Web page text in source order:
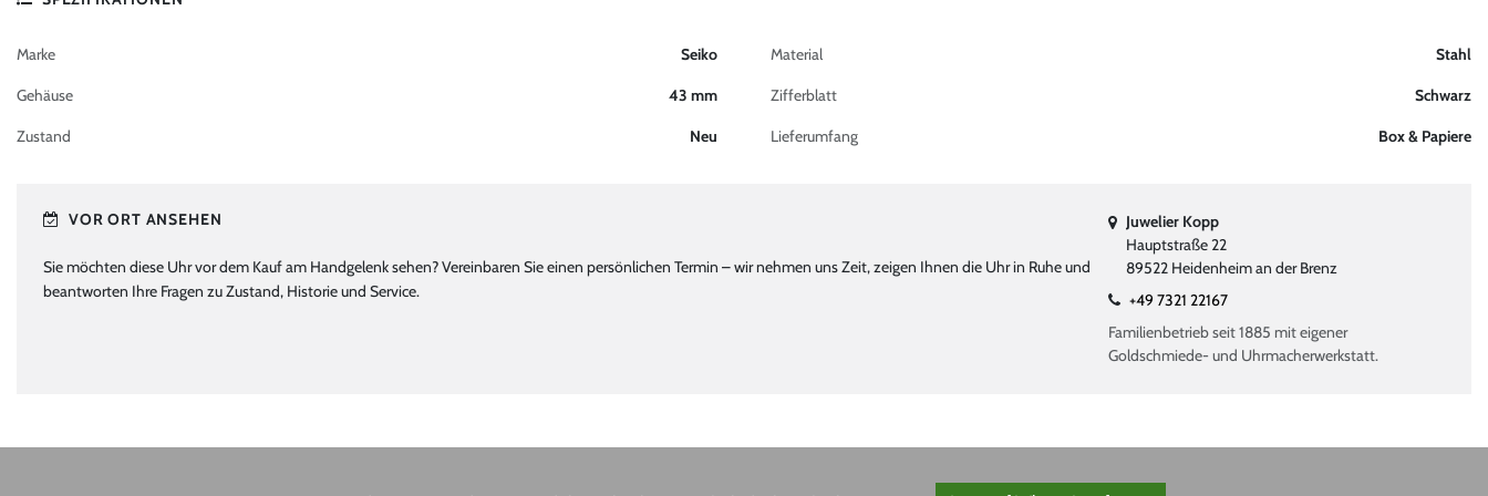
Marke Seiko Material Stahl
Gehäuse 43 mm Zifferblatt Schwarz
Zustand Neu Lieferumfang Box & Papiere
VOR ORT ANSEHEN
Sie möchten diese Uhr vor dem Kauf am Handgelenk sehen? Vereinbaren Sie einen persönlichen Termin – wir nehmen uns Zeit, zeigen Ihnen die Uhr in Ruhe und
beantworten Ihre Fragen zu Zustand, Historie und Service.
Juwelier Kopp
Hauptstraße 22
89522 Heidenheim an der Brenz
+49 7321 22167
Familienbetrieb seit 1885 mit eigener
Goldschmiede- und Uhrmacherwerkstatt.